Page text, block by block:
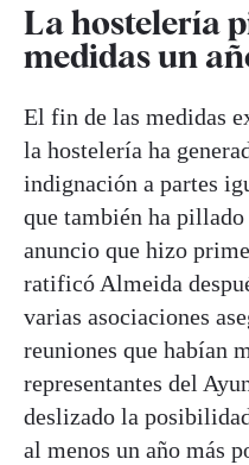
La hostelería
medidas un
El fin de las medidas
la hostelería ha
indignación a partes
que también ha
anuncio que hizo
ratificó Almeida
varias asociaciones
reuniones que habían
representantes del
deslizado la
al menos un año más